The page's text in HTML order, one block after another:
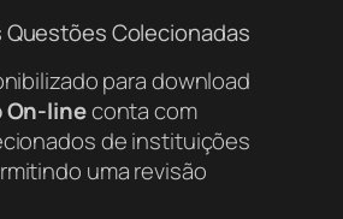
Colecionadas
para download
On-lineconta com
de instituições
uma revisão